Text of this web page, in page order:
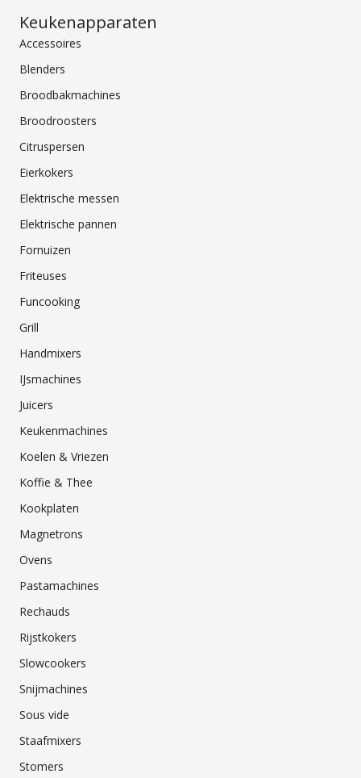
Keukenapparaten
Accessoires
Blenders
Broodbakmachines
Broodroosters
Citruspersen
Eierkokers
Elektrische messen
Elektrische pannen
Fornuizen
Friteuses
Funcooking
Grill
Handmixers
IJsmachines
Juicers
Keukenmachines
Koelen & Vriezen
Koffie & Thee
Kookplaten
Magnetrons
Ovens
Pastamachines
Rechauds
Rijstkokers
Slowcookers
Snijmachines
Sous vide
Staafmixers
Stomers